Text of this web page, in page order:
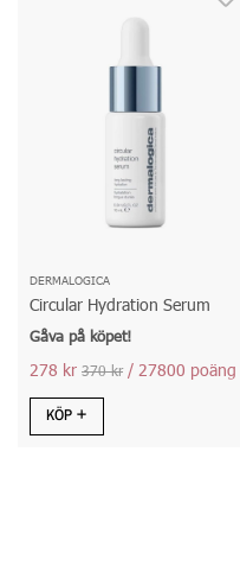
DERMALOGICA
Circular Hydration Serum
Gåva på köpet!
278 kr 370 kr/ 27800 poäng
KÖP